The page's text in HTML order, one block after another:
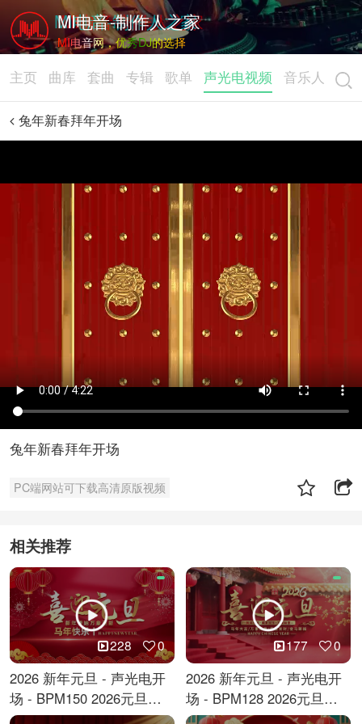
MI电音-制作人之家
MI电音网，优秀DJ的选择
主页 曲库 套曲 专辑 歌单 声光电视频 音乐人
兔年新春拜年开场
兔年新春拜年开场
PC端网站可下载高清原版视频
相关推荐
228 0
2026 新年元旦 - 声光电开
场 - BPM150 2026元旦跨
年倒计时
177 0
2026 新年元旦 - 声光电开
场 - BPM128 2026元旦马
年